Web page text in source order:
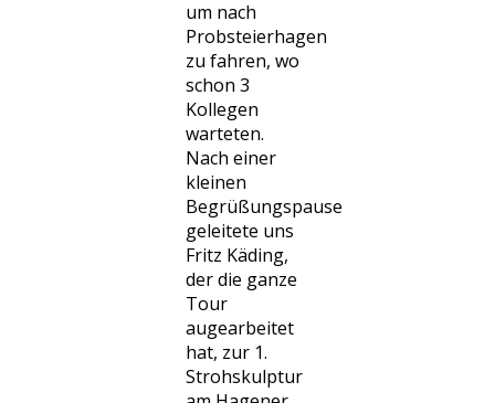
um nach
Probsteierhagen
zu fahren, wo
schon 3
Kollegen
warteten.
Nach einer
kleinen
Begrüßungspause
geleitete uns
Fritz Käding,
der die ganze
Tour
augearbeitet
hat, zur 1.
Strohskulptur